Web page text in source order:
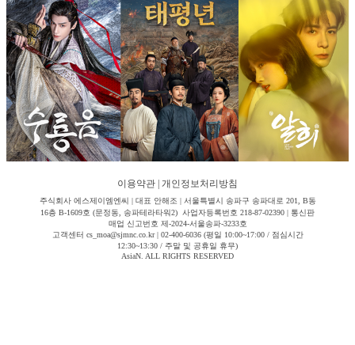
이용약관 개인정보처리방침
주식회사 에스제이엠엔씨 | 대표 안해조 | 서울특별시 송파구 송파대로 201, B동
16층 B-1609호 (문정동, 송파테라타워2) 사업자등록번호 218-87-02390 | 통신판
매업 신고번호 제-2024-서울송파-3233호
고객센터 cs_moa@sjmnc.co.kr | 02-400-6036 (평일 10:00~17:00 / 점심시간
12:30~13:30 / 주말 및 공휴일 휴무)
AsiaN. ALL RIGHTS RESERVED